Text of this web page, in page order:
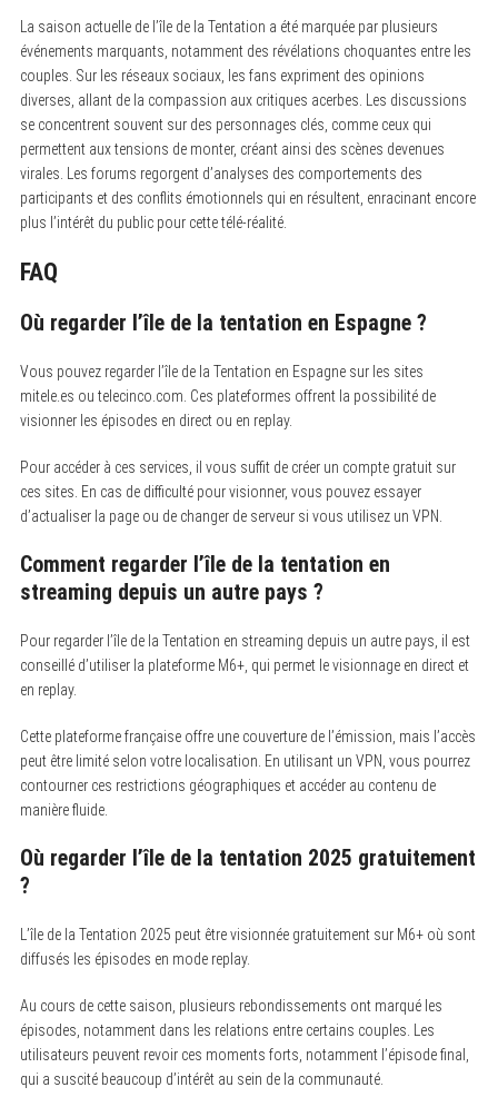
La saison actuelle de l’île de la Tentation a été marquée par plusieurs
événements marquants, notamment des révélations choquantes entre les
couples. Sur les réseaux sociaux, les fans expriment des opinions
diverses, allant de la compassion aux critiques acerbes. Les discussions
se concentrent souvent sur des personnages clés, comme ceux qui
permettent aux tensions de monter, créant ainsi des scènes devenues
virales. Les forums regorgent d’analyses des comportements des
participants et des conflits émotionnels qui en résultent, enracinant encore
plus l’intérêt du public pour cette télé-réalité.
FAQ
Où regarder l’île de la tentation en Espagne ?
Vous pouvez regarder l’île de la Tentation en Espagne sur les sites
mitele.es ou telecinco.com. Ces plateformes offrent la possibilité de
visionner les épisodes en direct ou en replay.
Pour accéder à ces services, il vous suffit de créer un compte gratuit sur
ces sites. En cas de difficulté pour visionner, vous pouvez essayer
d’actualiser la page ou de changer de serveur si vous utilisez un VPN.
Comment regarder l’île de la tentation en
streaming depuis un autre pays ?
Pour regarder l’île de la Tentation en streaming depuis un autre pays, il est
conseillé d’utiliser la plateforme M6+, qui permet le visionnage en direct et
en replay.
Cette plateforme française offre une couverture de l’émission, mais l’accès
peut être limité selon votre localisation. En utilisant un VPN, vous pourrez
contourner ces restrictions géographiques et accéder au contenu de
manière fluide.
Où regarder l’île de la tentation 2025 gratuitement
?
L’île de la Tentation 2025 peut être visionnée gratuitement sur M6+ où sont
diffusés les épisodes en mode replay.
Au cours de cette saison, plusieurs rebondissements ont marqué les
épisodes, notamment dans les relations entre certains couples. Les
utilisateurs peuvent revoir ces moments forts, notamment l’épisode final,
qui a suscité beaucoup d’intérêt au sein de la communauté.
c
h
f
o
r
: